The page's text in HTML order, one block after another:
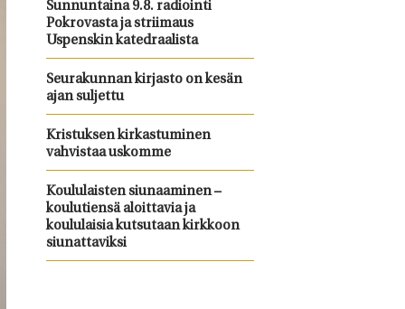
Sunnuntaina 9.8. radiointi
Pokrovasta ja striimaus
Uspenskin katedraalista
Seurakunnan kirjasto on kesän
ajan suljettu
Kristuksen kirkastuminen
vahvistaa uskomme
Koululaisten siunaaminen –
koulutiensä aloittavia ja
koululaisia kutsutaan kirkkoon
siunattaviksi